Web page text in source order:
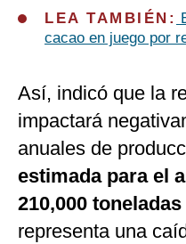
LEA TAMBIÉN:
cacao en juego por
Así, indicó que la
impactará
anuales de
estimada para el
210,000
representa una